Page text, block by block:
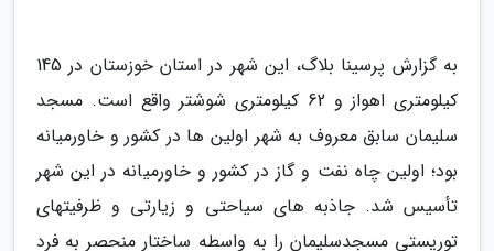
به گزارش پرسینا بلاگ، این شهر در استان خوزستان در 145
کیلومتری اهواز و 62 کیلومتری شوشتر واقع است. مسجد
سلیمان سابق معروف به شهر اولین ها در کشور و خاورمیانه
بود؛ اولین چاه نفت و گاز در کشور و خاورمیانه در این شهر
تأسیس شد. جاذبه های سیاحتی و زیارتی و ظرفیتهای
توریستی مسجدسلیمان را به واسطه ساختار منحصر به فرد